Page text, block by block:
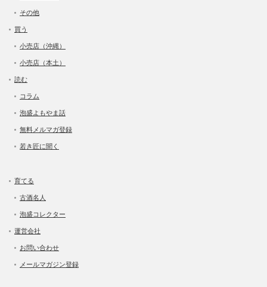
その他
買う
小売店（沖縄）
小売店（本土）
読む
コラム
泡盛よもやま話
無料メルマガ登録
若き匠に聞く
育てる
古酒名人
泡盛コレクター
運営会社
お問い合わせ
メールマガジン登録